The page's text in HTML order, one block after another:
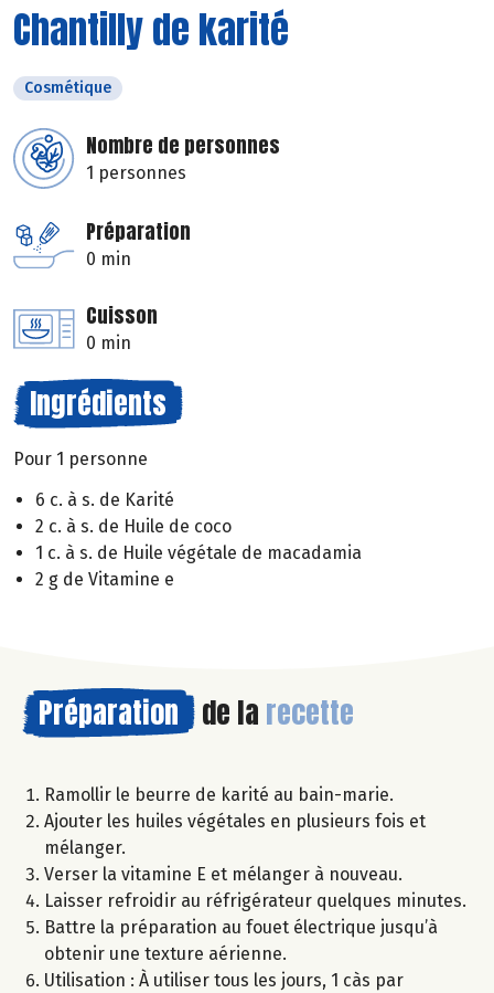
Chantilly de karité
Cosmétique
Nombre de personnes
1 personnes
Préparation
0 min
Cuisson
0 min
Ingrédients
Pour 1 personne
6 c. à s. de Karité
2 c. à s. de Huile de coco
1 c. à s. de Huile végétale de macadamia
2 g de Vitamine e
Préparation de la recette
Ramollir le beurre de karité au bain-marie.
Ajouter les huiles végétales en plusieurs fois et
mélanger.
Verser la vitamine E et mélanger à nouveau.
Laisser refroidir au réfrigérateur quelques minutes.
Battre la préparation au fouet électrique jusqu’à
obtenir une texture aérienne.
Utilisation : À utiliser tous les jours, 1 càs par